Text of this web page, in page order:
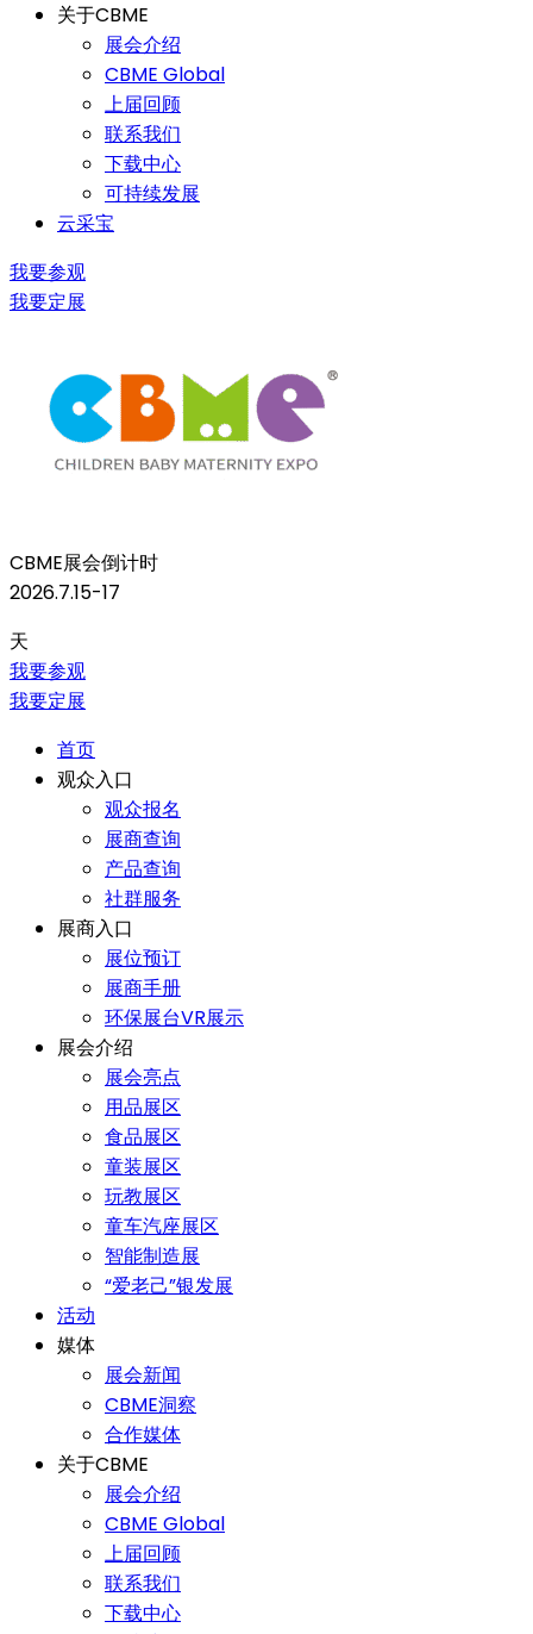
关于CBME
展会介绍
CBME Global
上届回顾
联系我们
下载中心
可持续发展
云采宝
我要参观
我要定展
CBME展会倒计时
2026.7.15-17
天
我要参观
我要定展
首页
观众入口
观众报名
展商查询
产品查询
社群服务
展商入口
展位预订
展商手册
环保展台VR展示
展会介绍
展会亮点
用品展区
食品展区
童装展区
玩教展区
童车汽座展区
智能制造展
“爱老己”银发展
活动
媒体
展会新闻
CBME洞察
合作媒体
关于CBME
展会介绍
CBME Global
上届回顾
联系我们
下载中心